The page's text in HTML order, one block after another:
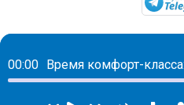
00:00